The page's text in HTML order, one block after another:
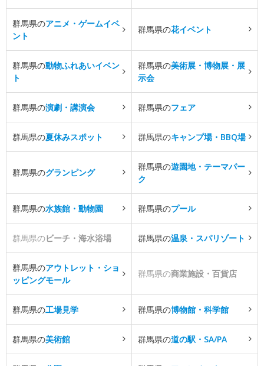
群馬県のアニメ・ゲームイベ
ント
群馬県の花イベント
群馬県の動物ふれあいイベン
ト
群馬県の美術展・博物展・展
示会
群馬県の演劇・講演会 群馬県のフェア
群馬県の夏休みスポット 群馬県のキャンプ場・BBQ場
群馬県のグランピング
群馬県の遊園地・テーマパー
ク
群馬県の水族館・動物園 群馬県のプール
群馬県のビーチ・海水浴場 群馬県の温泉・スパリゾート
群馬県のアウトレット・ショ
ッピングモール
群馬県の商業施設・百貨店
群馬県の工場見学 群馬県の博物館・科学館
群馬県の美術館 群馬県の道の駅・SA/PA